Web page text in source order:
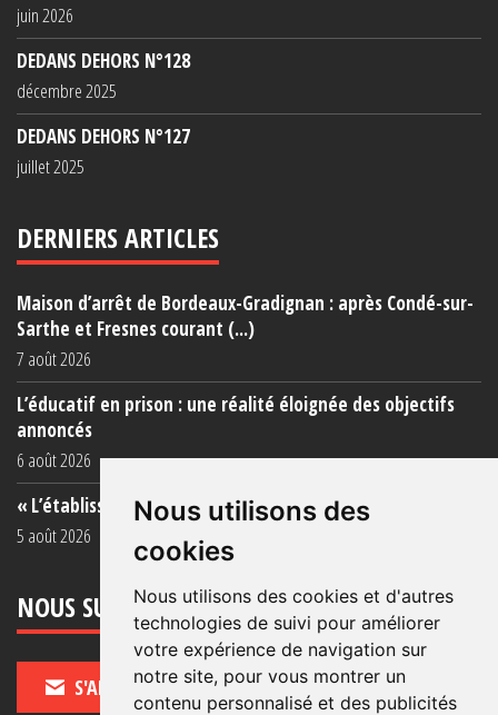
Nous utilisons des
cookies
Nous utilisons des cookies et d'autres
technologies de suivi pour améliorer
votre expérience de navigation sur
notre site, pour vous montrer un
contenu personnalisé et des publicités
juin 2026
DEDANS DEHORS N°128
décembre 2025
DEDANS DEHORS N°127
juillet 2025
DERNIERS ARTICLES
Maison d’arrêt de Bordeaux-Gradignan : après Condé-sur-
Sarthe et Fresnes courant (...)
7 août 2026
L’éducatif en prison : une réalité éloignée des objectifs
annoncés
6 août 2026
« L’établissement est une porcherie totale »
5 août 2026
NOUS SUIVRE
S'ABONNER